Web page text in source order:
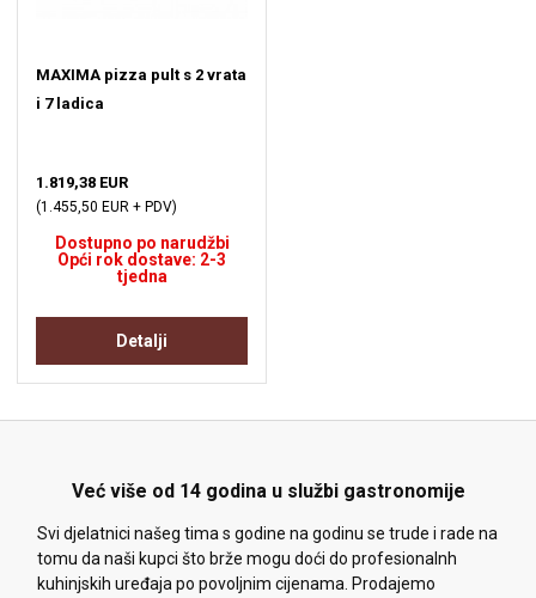
MAXIMA pizza pult s 2 vrata
i 7 ladica
1.819,38 EUR
(1.455,50 EUR + PDV)
Dostupno po narudžbi
Opći rok dostave: 2-3
tjedna
Detalji
Već više od 14 godina u službi gastronomije
Svi djelatnici našeg tima s godine na godinu se trude i rade na
tomu da naši kupci što brže mogu doći do profesionalnh
kuhinjskih uređaja po povoljnim cijenama. Prodajemo